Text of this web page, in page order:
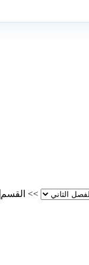
>> القسم